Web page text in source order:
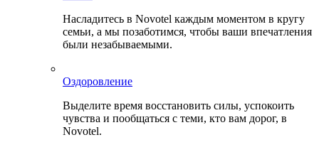
Насладитесь в Novotel каждым моментом в кругу
семьи, а мы позаботимся, чтобы ваши впечатления
были незабываемыми.
Оздоровление
Выделите время восстановить силы, успокоить
чувства и пообщаться с теми, кто вам дорог, в
Novotel.